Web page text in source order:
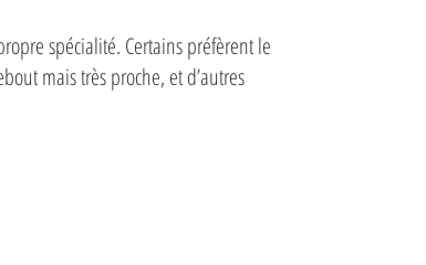
spécialité. Certains préfèrent le
mais très proche, et d’autres